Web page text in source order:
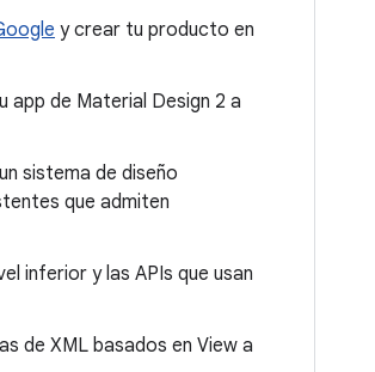
y crear tu producto en
app de Material Design 2 a
sistema de diseño
que admiten
inferior y las APIs que usan
de XML basados en View a